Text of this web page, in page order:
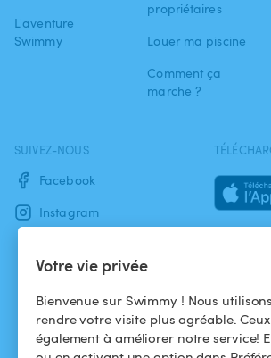
Votre vie privée
Bienvenue sur Swimmy ! Nous
rendre votre visite plus agréable.
également à améliorer notre service!
L'aventure
Swimmy
propriétaires
Louer ma piscine
Comment ça
marche ?
SUIVEZ-NOUS
Facebook
Instagram